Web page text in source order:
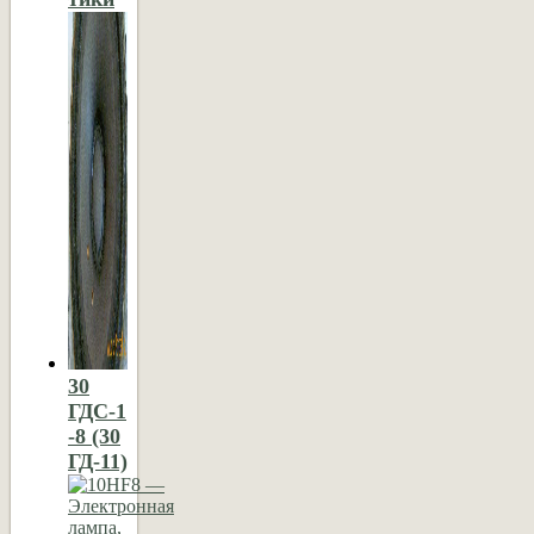
30
ГДС-1
-8 (30
ГД-11)